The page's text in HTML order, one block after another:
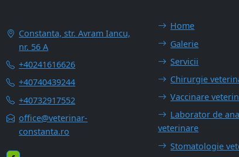
Constanta, str. Avram Iancu,
nr. 56 A
+40241616626
+40740439244
+40732917552
office@veterinar-
constanta.ro
Home
Galerie
Servicii
Chirurgie
Vaccinare
Laborator de
veterinare
Stomatologie